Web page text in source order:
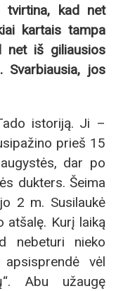
tvirtina, kad net
kartais tampa
net iš giliausios
jos
istoriją. Ji –
prieš 15
dar po
dukters. Šeima
2 m. Susilaukė
atšalę. Kurį laiką
nebeturi nieko
vėl
Abu užaugę